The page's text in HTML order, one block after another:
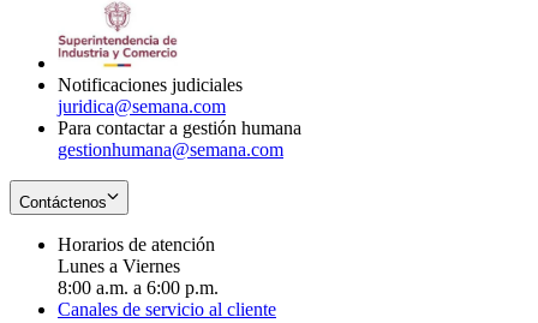
Notificaciones judiciales
juridica@semana.com
Para contactar a gestión humana
gestionhumana@semana.com
Contáctenos
Horarios de atención
Lunes a Viernes
8:00 a.m. a 6:00 p.m.
Canales de servicio al cliente